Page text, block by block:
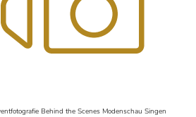
Behind the Scenes Modenschau Singen